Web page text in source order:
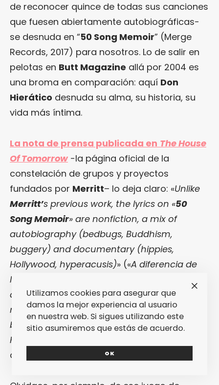
de reconocer quince de todas sus canciones
que fuesen abiertamente autobiográficas-
se desnuda en “50 Song Memoir” (Merge
Records, 2017) para nosotros. Lo de salir en
pelotas en Butt Magazine allá por 2004 es
una broma en comparación: aquí Don
Hierático desnuda su alma, su historia, su
vida más íntima.
La nota de prensa publicada en The House
Of Tomorrow -la página oficial de la
constelación de grupos y proyectos
fundados por Merritt– lo deja claro: «Unlike
Merritt’s previous work, the lyrics on «50
Song Memoir» are nonfiction, a mix of
autobiography (bedbugs, Buddhism,
buggery) and documentary (hippies,
Hollywood, hyperacusis)» («A diferencia de
los anteriores trabajos de
de «50 Song Memoir » son no ficción, una
mezcla de autobiografía (chinches,
budismo, sodomía) y documental (hippies,
Hollywood, hyperacusis)
documental y no-ficción.
Utilizamos cookies para asegurar que
damos la mejor experiencia al usuario
en nuestra web. Si sigues utilizando este
sitio asumiremos que estás de acuerdo.
OK